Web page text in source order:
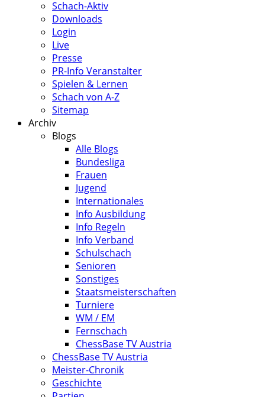
Schach-Aktiv
Downloads
Login
Live
Presse
PR-Info Veranstalter
Spielen & Lernen
Schach von A-Z
Sitemap
Archiv
Blogs
Alle Blogs
Bundesliga
Frauen
Jugend
Internationales
Info Ausbildung
Info Regeln
Info Verband
Schulschach
Senioren
Sonstiges
Staatsmeisterschaften
Turniere
WM / EM
Fernschach
ChessBase TV Austria
ChessBase TV Austria
Meister-Chronik
Geschichte